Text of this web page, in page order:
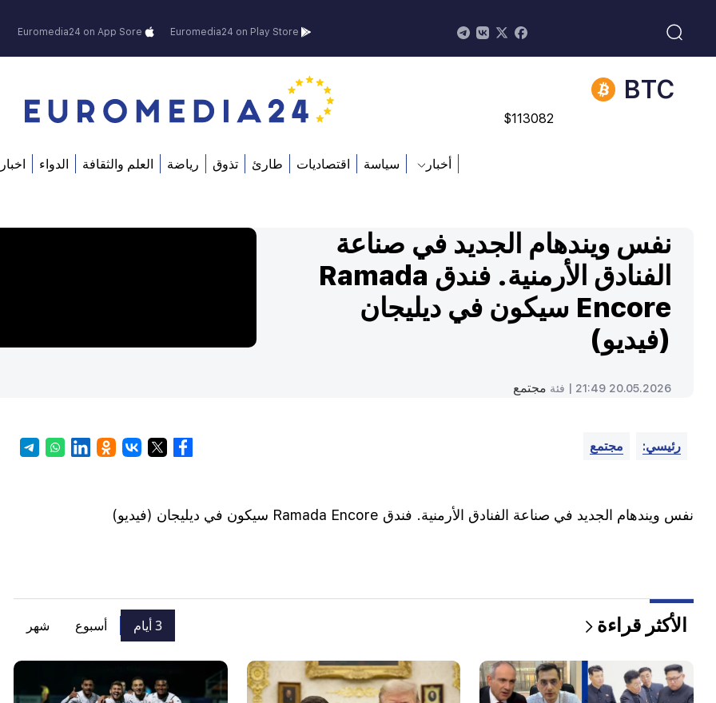
Euromedia24 on Play Store
Euromedia24 on App Sore
BNB
$870.47
BTC
$113082
أخبار سياسة اقتصاديات طارئ تذوق رياضة العلم والثقافة الدواء
نفس ويندهام الجديد في صناعة
الفنادق الأرمنية. فندق Ramada
Encore سيكون في ديليجان
(فيديو)
20.05.2026 21:49 | فئة مجتمع
رئيسي: مجتمع
نفس ويندهام الجديد في صناعة الفنادق الأرمنية. فندق Ramada Encore سيكون في ديليجان (فيديو)
الأكثر قراءة 3 أيام أسبوع شهر